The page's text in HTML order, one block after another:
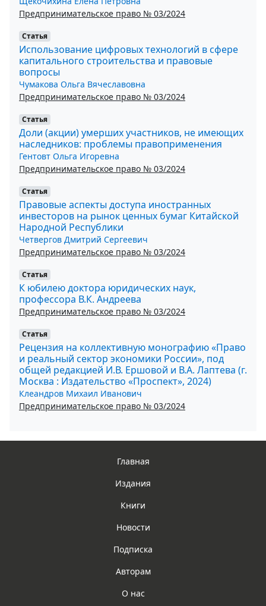
Предпринимательское право № 03/2024
Статья
Использование цифровых технологий в сфере
капитального строительства и правовые
вопросы
Чумакова Ольга Вячеславовна
Предпринимательское право № 03/2024
Статья
Доли (акции) умерших участников, не имеющих
наследников: проблемы правоприменения
Гентовт Ольга Игоревна
Предпринимательское право № 03/2024
Статья
Правовые аспекты доступа иностранных
инвесторов на рынок ценных бумаг Китайской
Народной Республики
Четвергов Дмитрий Сергеевич
Предпринимательское право № 03/2024
Статья
К юбилею доктора юридических наук,
профессора В.К. Андреева
Предпринимательское право № 03/2024
Статья
Рецензия на коллективную монографию «Право
и реальный сектор экономики России», под
общей редакцией И.В. Ершовой и В.А. Лаптева (г.
Москва : Издательство «Проспект», 2024)
Клеандров Михаил Иванович
Предпринимательское право № 03/2024
Главная
Издания
Книги
Новости
Подписка
Авторам
О нас